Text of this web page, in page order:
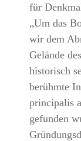
für
„Um das
wir dem
Gelände
historisch
berühmte
principalis
gefunden